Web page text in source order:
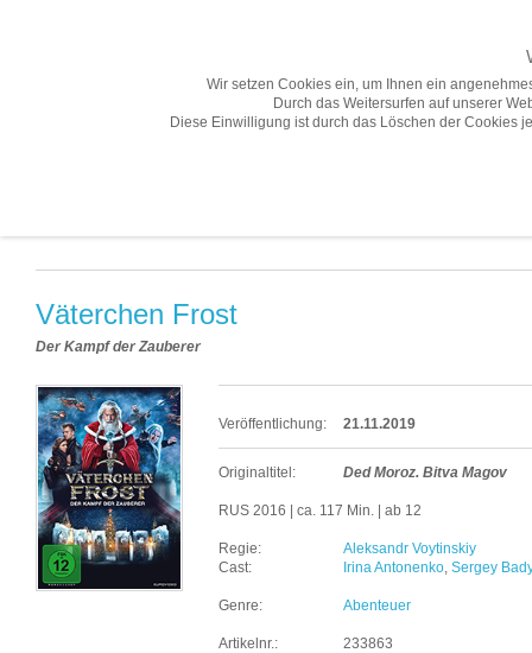
Väterchen Frost
Der Kampf der Zauberer
Veröffentlichung: 21.11.2019
Originaltitel: Ded Moroz. Bitva Magov
RUS 2016 | ca. 117 Min. | ab 12
Regie:
Aleksandr Voytinskiy
Cast:
Irina Antonenko, Sergey
Genre: Abenteuer
Artikelnr.:
233863
Wir setzen Cookies ein, um Ihnen ein
Durch das Weitersurfen auf unserer
Diese Einwilligung ist durch das Löschen der Cookies